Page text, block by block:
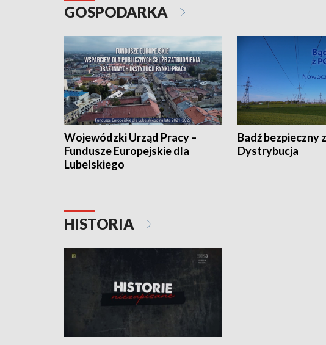
GOSPODARKA
Wojewódzki Urząd Pracy –
Fundusze Europejskie dla
Lubelskiego
Badź bezpieczny
Dystrybucja
HISTORIA